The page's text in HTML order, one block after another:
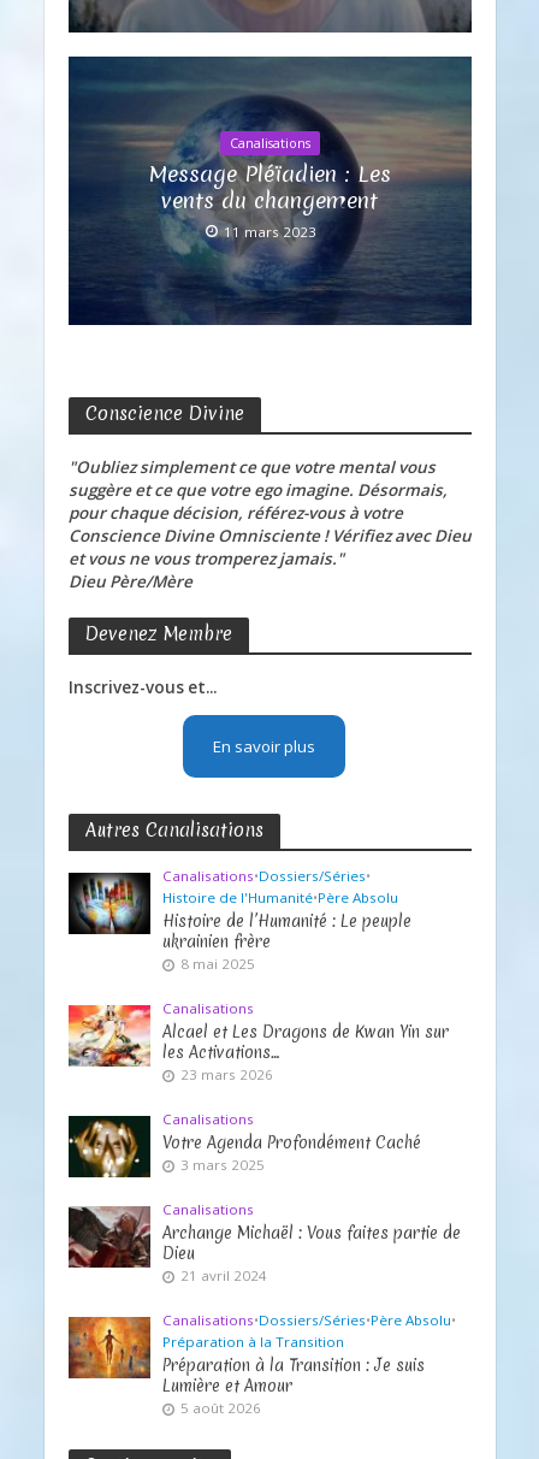
Canalisations
Message Pléïadien : Les
vents du changement
11 mars 2023
Conscience Divine
"Oubliez simplement ce que votre mental vous
suggère et ce que votre ego imagine. Désormais,
pour chaque décision, référez-vous à votre
Conscience Divine Omnisciente ! Vérifiez avec Dieu
et vous ne vous tromperez jamais."
Dieu Père/Mère
Devenez Membre
Inscrivez-vous et...
En savoir plus
Autres Canalisations
Canalisations•Dossiers/Séries•
Histoire de l'Humanité•Père Absolu
Histoire de l’Humanité : Le peuple
ukrainien frère
8 mai 2025
Canalisations
Alcael et Les Dragons de Kwan Yin sur
les Activations…
23 mars 2026
Canalisations
Votre Agenda Profondément Caché
3 mars 2025
Canalisations
Archange Michaël : Vous faites partie de
Dieu
21 avril 2024
Canalisations•Dossiers/Séries•Père Absolu•
Préparation à la Transition
Préparation à la Transition : Je suis
Lumière et Amour
5 août 2026